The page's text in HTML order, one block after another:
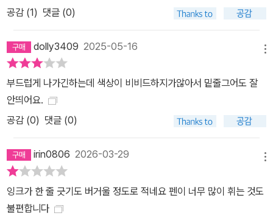
공감 (1) 댓글 (0)
dolly3409 2025-05-16
부드럽게 나가긴하는데 색상이 비비드하지가않아서 밑줄그어도 잘
안띄어요.
공감 (0) 댓글 (0)
irin0806 2026-03-29
잉크가 한 줄 긋기도 버거울 정도로 적네요 펜이 너무 많이 휘는 것도
불편합니다